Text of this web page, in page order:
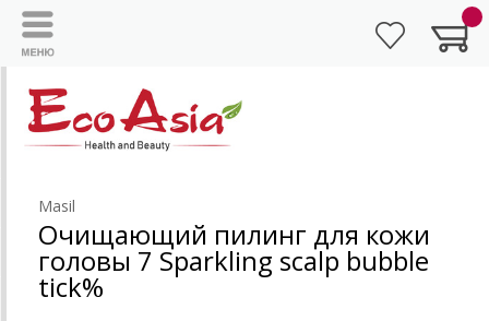
Masil
Очищающий пилинг для кожи
головы 7 Sparkling scalp bubble
tick%